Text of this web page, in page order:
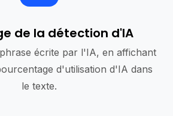
de la détection d'IA
écrite par l'IA, en affichant
d'utilisation d'IA dans
le texte.